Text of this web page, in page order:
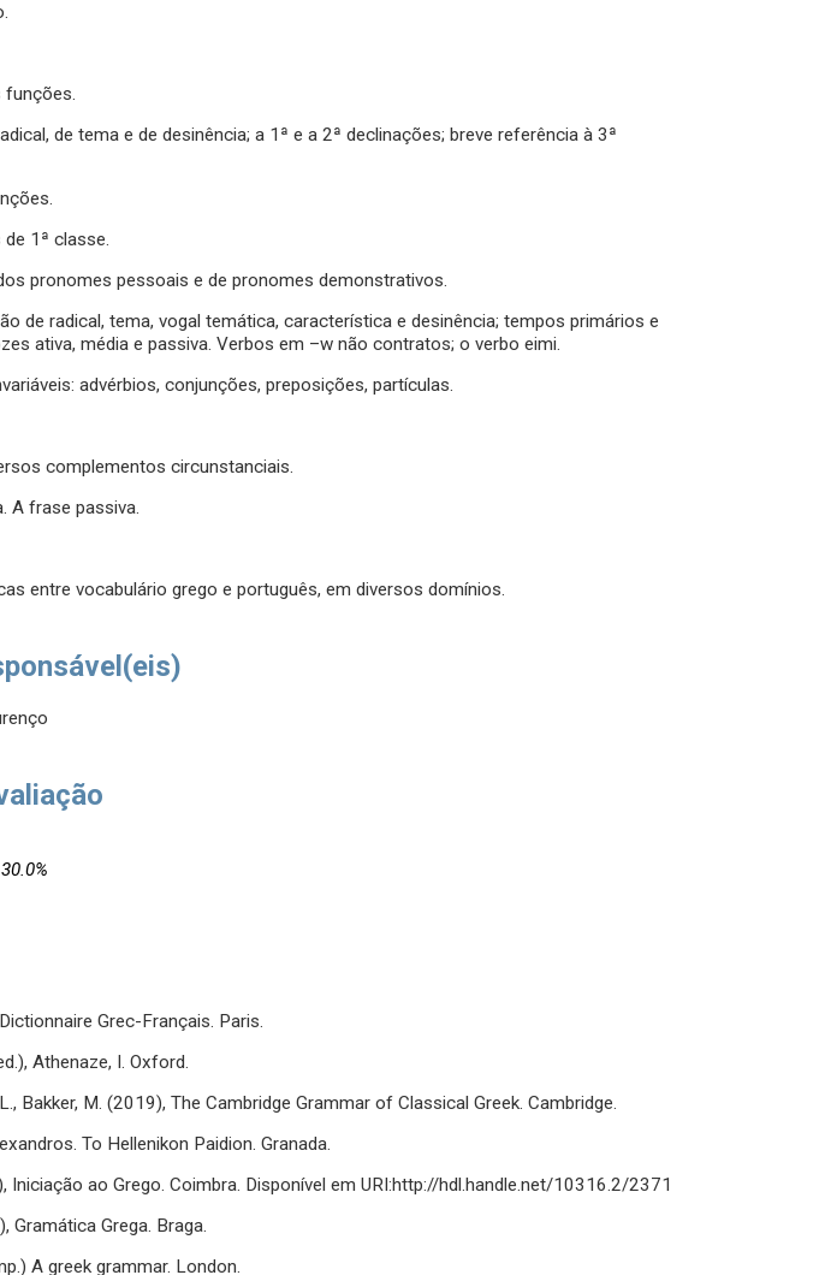
funções.
de tema e de desinência; a 1ª e a 2ª declinações; breve referência à 3ª
1ª classe.
pronomes pessoais e de pronomes demonstrativos.
de radical, tema, vogal temática, característica e desinência; tempos primários e
ativa, média e passiva. Verbos em –w não contratos; o verbo eimi.
advérbios, conjunções, preposições, partículas.
complementos circunstanciais.
A frase passiva.
entre vocabulário grego e português, em diversos domínios.
Grec-Français. Paris.
Athenaze, I. Oxford.
Bakker, M. (2019), The Cambridge Grammar of Classical Greek. Cambridge.
To Hellenikon Paidion. Granada.
Iniciação ao Grego. Coimbra. Disponível em URI:http://hdl.handle.net/10316.2/2371
Gramática Grega. Braga.
A greek grammar. London.